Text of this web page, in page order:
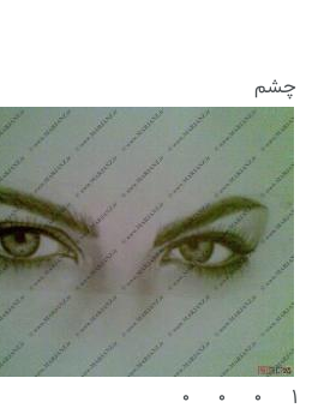
چشم
۱ ۰ ۰ ۰